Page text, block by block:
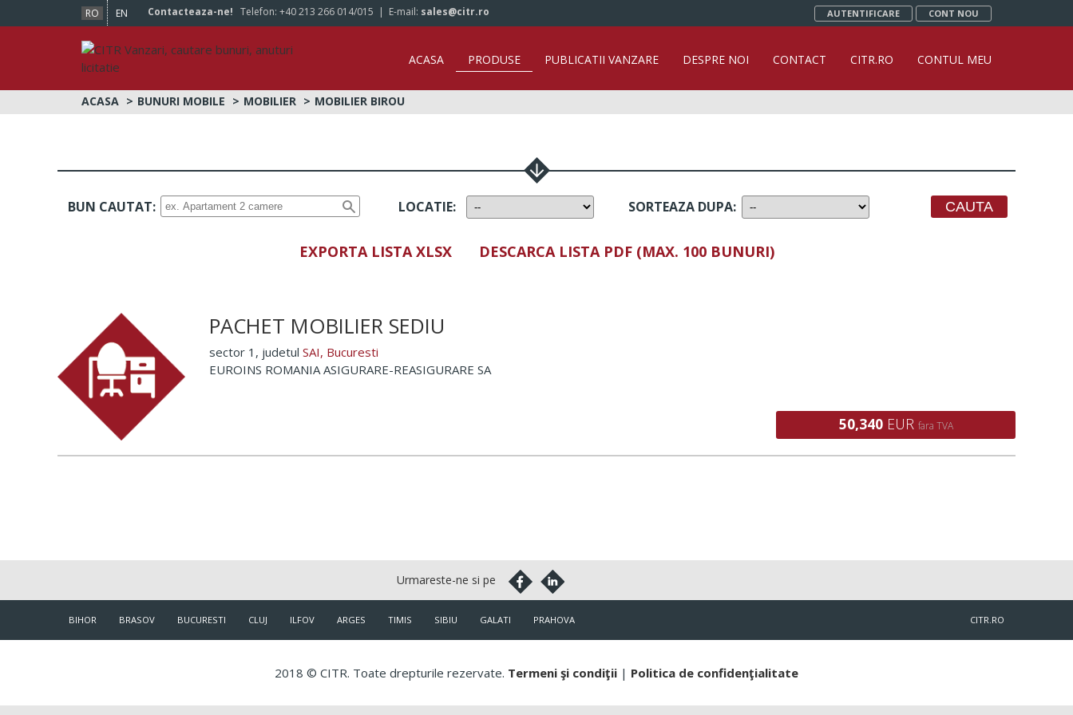
RO EN Contacteaza-ne! Telefon: +40 213 266 014/015 | E-mail: sales@citr.ro AUTENTIFICARE CONT NOU
ACASA PRODUSE PUBLICATII VANZARE DESPRE NOI CONTACT CITR.RO CONTUL MEU
ACASA BUNURI MOBILE MOBILIER MOBILIER BIROU
BUN CAUTAT: LOCATIE: SORTEAZA DUPA:
EXPORTA LISTA XLSX DESCARCA LISTA PDF (MAX. 100 BUNURI)
PACHET MOBILIER SEDIU
sector 1 , judetul SAI, Bucuresti
EUROINS ROMANIA ASIGURARE-REASIGURARE SA
50,340 EUR fara TVA
BIHOR BRASOV BUCURESTI CLUJ ILFOV ARGES TIMIS SIBIU GALATI PRAHOVA CITR.RO
2018 © CITR. Toate drepturile rezervate. Termeni şi condiţii | Politica de confidenţialitate